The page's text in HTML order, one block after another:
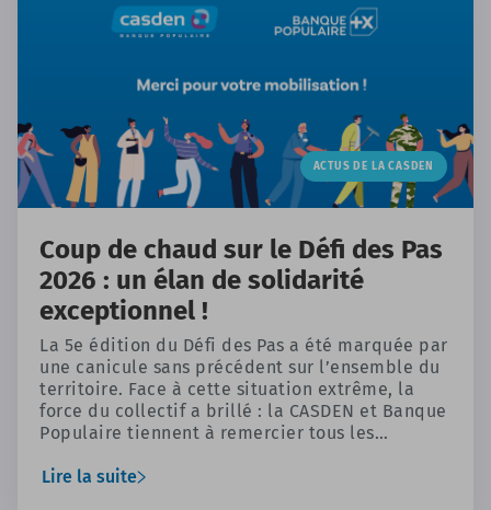
ACTUS DE LA CASDEN
Coup de chaud sur le Défi des Pas
2026 : un élan de solidarité
exceptionnel !
La 5e édition du Défi des Pas a été marquée par
une canicule sans précédent sur l’ensemble du
territoire. Face à cette situation extrême, la
force du collectif a brillé : la CASDEN et Banque
Populaire tiennent à remercier tous les
transformant chaque pas en un geste
Lire la suite